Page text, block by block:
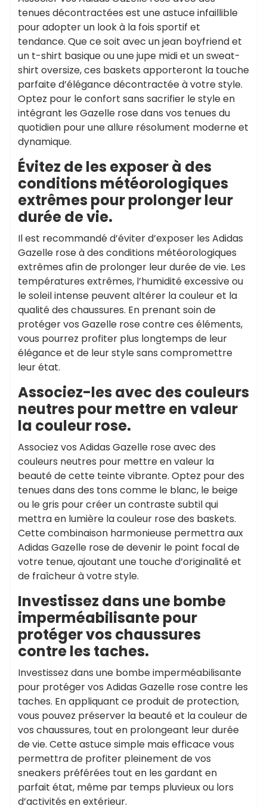
tenues décontractées est une astuce infaillible
pour adopter un look à la fois sportif et
tendance. Que ce soit avec un jean boyfriend et
un t-shirt basique ou une jupe midi et un sweat-
shirt oversize, ces baskets apporteront la touche
parfaite d’élégance décontractée à votre style.
Optez pour le confort sans sacrifier le style en
intégrant les Gazelle rose dans vos tenues du
quotidien pour une allure résolument moderne et
dynamique.
Évitez de les exposer à des
conditions météorologiques
extrêmes pour prolonger leur
durée de vie.
Il est recommandé d’éviter d’exposer les Adidas
Gazelle rose à des conditions météorologiques
extrêmes afin de prolonger leur durée de vie. Les
températures extrêmes, l’humidité excessive ou
le soleil intense peuvent altérer la couleur et la
qualité des chaussures. En prenant soin de
protéger vos Gazelle rose contre ces éléments,
vous pourrez profiter plus longtemps de leur
élégance et de leur style sans compromettre
leur état.
Associez-les avec des couleurs
neutres pour mettre en valeur
la couleur rose.
Associez vos Adidas Gazelle rose avec des
couleurs neutres pour mettre en valeur la
beauté de cette teinte vibrante. Optez pour des
tenues dans des tons comme le blanc, le beige
ou le gris pour créer un contraste subtil qui
mettra en lumière la couleur rose des baskets.
Cette combinaison harmonieuse permettra aux
Adidas Gazelle rose de devenir le point focal de
votre tenue, ajoutant une touche d’originalité et
de fraîcheur à votre style.
Investissez dans une bombe
imperméabilisante pour
protéger vos chaussures
contre les taches.
Investissez dans une bombe imperméabilisante
pour protéger vos Adidas Gazelle rose contre les
taches. En appliquant ce produit de protection,
vous pouvez préserver la beauté et la couleur de
vos chaussures, tout en prolongeant leur durée
de vie. Cette astuce simple mais efficace vous
permettra de profiter pleinement de vos
sneakers préférées tout en les gardant en
parfait état, même par temps pluvieux ou lors
d’activités en extérieur.